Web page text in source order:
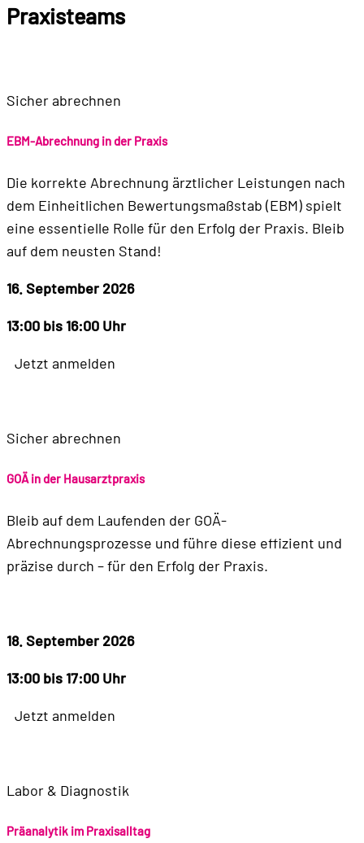
Praxisteams
Sicher abrechnen
EBM-Abrechnung in der Praxis
Die korrekte Abrechnung ärztlicher Leistungen nach
dem Einheitlichen Bewertungsmaßstab (EBM) spielt
eine essentielle Rolle für den Erfolg der Praxis. Bleib
auf dem neusten Stand!
16. September 2026
13:00 bis 16:00 Uhr
Jetzt anmelden
Sicher abrechnen
GOÄ in der Hausarztpraxis
Bleib auf dem Laufenden der GOÄ-
Abrechnungsprozesse und führe diese effizient und
präzise durch – für den Erfolg der Praxis.
18. September 2026
13:00 bis 17:00 Uhr
Jetzt anmelden
Labor & Diagnostik
Präanalytik im Praxisalltag